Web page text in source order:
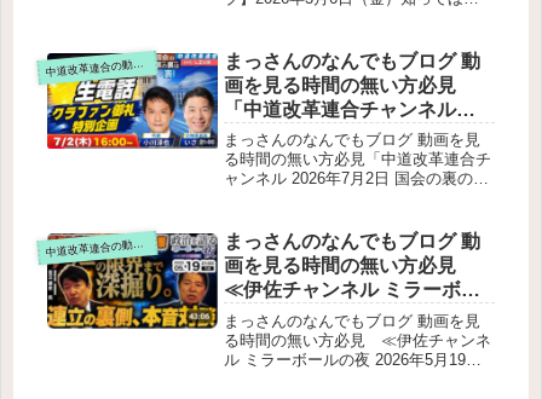
ま進めている本来は“閣法”で議論すべ
都”の定義が存在しない締めの言葉
中道動画 】をテキスト要約
治ニュース / 生配信 / 中道動画 】をテ
キスト要約全体のポイントイラン情勢
と日本外交の評価問題争点：米・イス
ラエルによるイラン攻撃を日本政府は
どう評価するのかなぜ評価が必要か現
状の政府答弁欧米との温度差国会運営
の問題「130万円の壁」問題（財政金
融委員会での質疑）これまでの壁の整
行対応しかし残る根本問題その他
中道改革連合の動画をテキスト要約
まっさんのなんでもブログ 動
画を見る時間の無い方必見
「中道改革連合チャンネル
2026年7月2日 国会の裏の裏は
表 【生電話】小川代表が当
選者に直接お礼！中道LIVE特
スト要約
まっさんのなんでもブログ 動画を見
る時間の無い方必見「中道改革連合チ
ャンネル 2026年7月2日 国会の裏の裏
フォン」をテキスト要約出演者：小川
代表と伊佐進一広報委員長全体の趣旨
小川代表の冒頭メッセージ支援者との
電話内容（主なポイント）ナス川さん
平川さん大塚さん小関さん（秋田県）
西川さん（育休中）支援者のエピソー
ド紹介終盤のまとめ
中道改革連合の動画をテキスト要約
まっさんのなんでもブログ 動
画を見る時間の無い方必見
≪伊佐チャンネル ミラーボー
ルの夜 2026年5月19日【激
論】vs足立康史｜日本経済復
活の秘策は⁈連立の裏側と政界
まっさんのなんでもブログ 動画を見
る時間の無い方必見 ≪伊佐チャンネ
ル ミラーボールの夜 2026年5月19日